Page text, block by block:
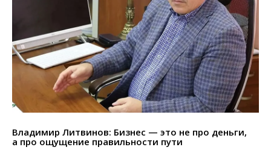
Владимир Литвинов: Бизнес — это не про деньги,
а про ощущение правильности пути